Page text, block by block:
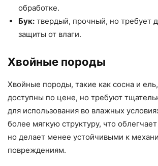
обработке.
Бук: твердый, прочный, но требует
защиты от влаги.
Хвойные породы
Хвойные породы, такие как сосна и
доступны по цене, но требуют
для использования во влажных
более мягкую структуру, что
но делает менее устойчивыми к
повреждениям.